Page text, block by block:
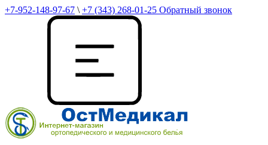
+7-952-148-97-67 \ +7 (343) 268-01-25 Обратный звонок